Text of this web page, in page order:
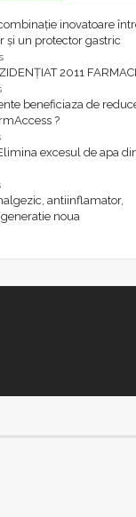
inovatoare
și un protector gastric
2011
beneficiaza de
?
excesul de apa
antiinflamator,
noua